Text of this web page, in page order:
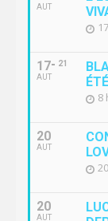
AUT
17
AUT
21
8
20
AUT
20
AUT